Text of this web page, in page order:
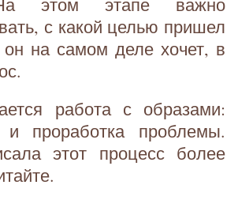
с какой целью пришел
он на самом деле хочет, в
работа с образами:
и проработка проблемы.
этот процесс более